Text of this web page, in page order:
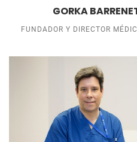
GORKA
FUNDADOR Y DIRECTOR